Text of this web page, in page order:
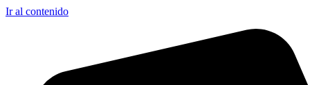
Ir al contenido